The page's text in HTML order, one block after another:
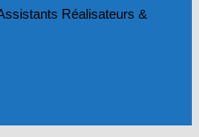
Réalisateurs &